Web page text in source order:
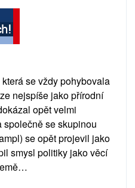
se vždy pohybovala
nejspíše jako přírodní
opět velmi
společně se skupinou
se opět projevil jako
smysl politiky jako věcí